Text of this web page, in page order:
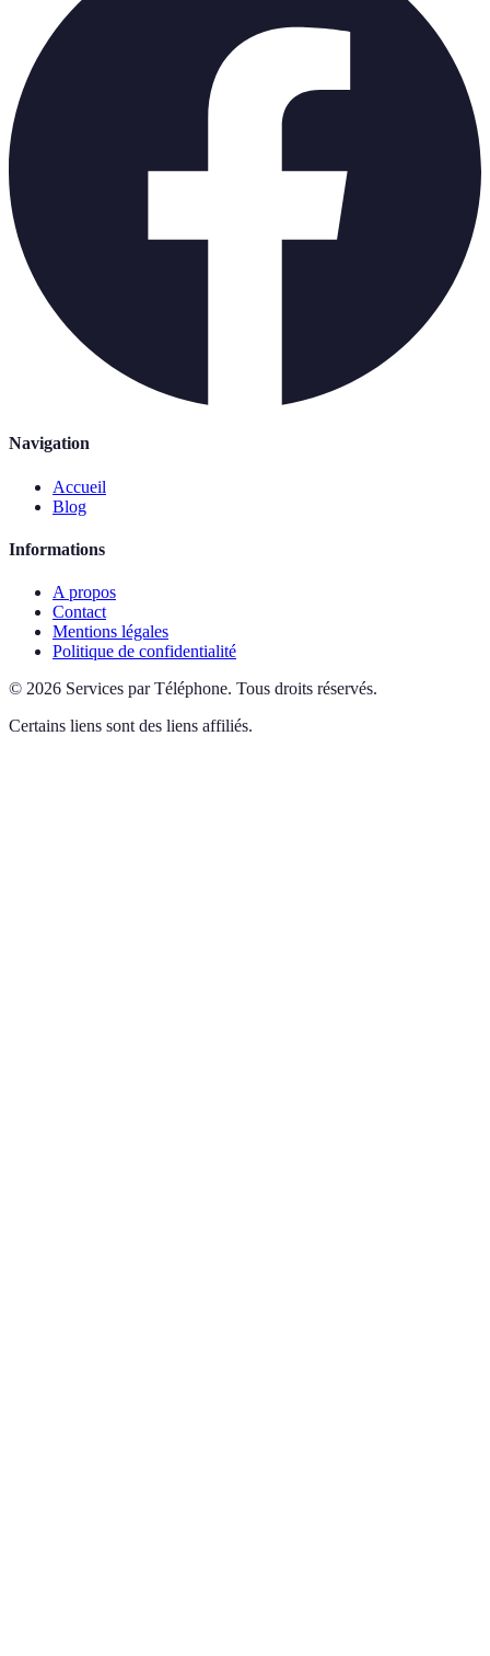
Navigation
Accueil
Blog
Informations
A propos
Contact
Mentions légales
Politique de confidentialité
© 2026 Services par Téléphone. Tous droits réservés.
Certains liens sont des liens affiliés.